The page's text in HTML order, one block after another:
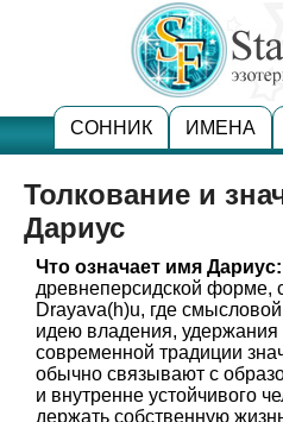
СОННИК ИМЕНА
Толкование и
Дариус
Что означает имя Дариус:
древнеперсидской форме,
Drayava(h)u, где
идею владения,
современной традиции
обычно связывают с
и внутренне устойчивого
держать собственную